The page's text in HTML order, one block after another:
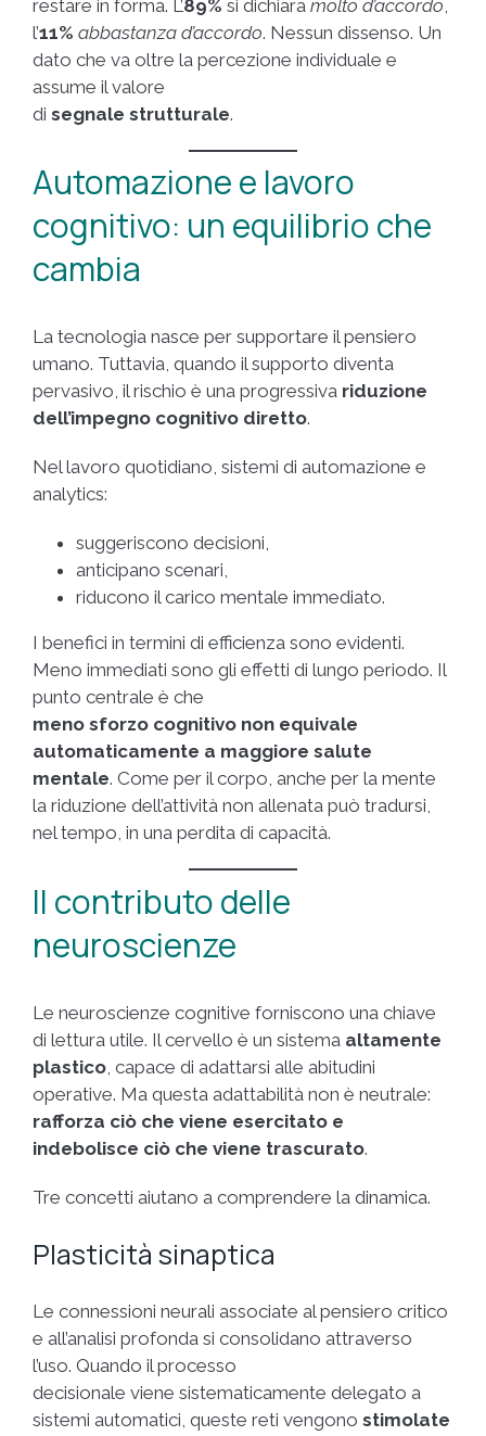
restare in forma. L’89% si dichiara molto d’accordo
l’11% abbastanza d’accordo. Nessun dissenso. Un
dato che va oltre la percezione individuale e
assume il valore
di segnale strutturale.
Automazione e lavoro
cognitivo: un equilibrio che
cambia
La tecnologia nasce per supportare il pensiero
umano. Tuttavia, quando il supporto diventa
pervasivo, il rischio è una progressiva riduzione
dell’impegno cognitivo diretto.
Nel lavoro quotidiano, sistemi di automazione e
analytics:
suggeriscono decisioni,
anticipano scenari,
riducono il carico mentale immediato.
I benefici in termini di efficienza sono evidenti.
Meno immediati sono gli effetti di lungo periodo. Il
punto centrale è che
meno sforzo cognitivo non equivale
automaticamente a maggiore salute
mentale. Come per il corpo, anche per la mente
la riduzione dell’attività non allenata può tradursi,
nel tempo, in una perdita di capacità.
Il contributo delle
neuroscienze
Le neuroscienze cognitive forniscono una chiave
di lettura utile. Il cervello è un sistema altamente
plastico , capace di adattarsi alle abitudini
operative. Ma questa adattabilità non è neutrale:
rafforza ciò che viene esercitato e
indebolisce ciò che viene trascurato.
Tre concetti aiutano a comprendere la dinamica.
Plasticità sinaptica
Le connessioni neurali associate al pensiero critico
e all’analisi profonda si consolidano attraverso
l’uso. Quando il processo
decisionale viene sistematicamente delegato a
sistemi automatici, queste reti vengono stimolate